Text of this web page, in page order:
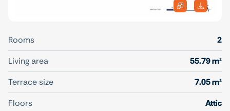
Rooms
2
Living area
55.79 m²
Terrace size
7.05 m²
Floors
Attic